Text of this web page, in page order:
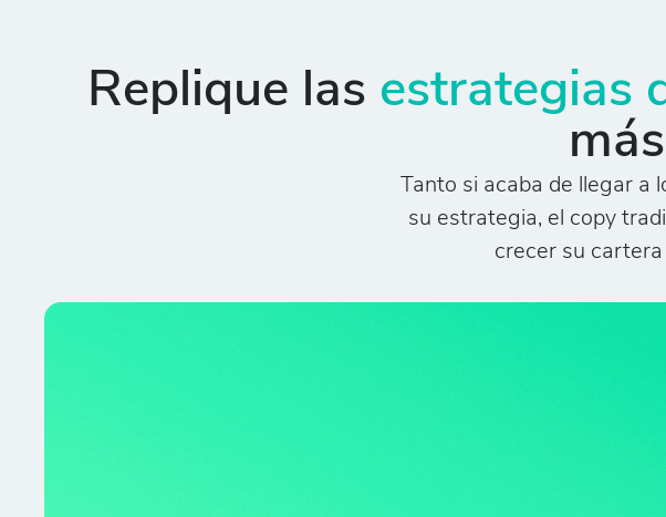
Replique las estrategias
Tanto si acaba de llegar
su estrategia, el copy
crecer su